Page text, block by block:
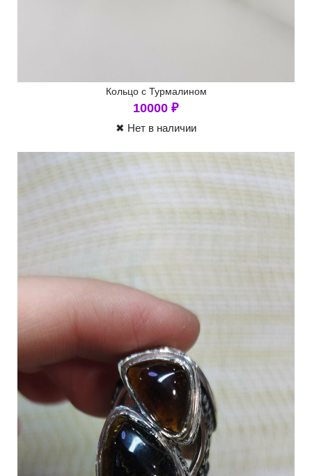
Кольцо с Турмалином
10000 ₽
✖ Нет в наличии